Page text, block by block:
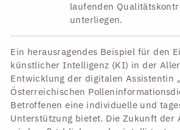
laufenden
unterliegen.
Ein herausragendes Beispiel für den
künstlicher Intelligenz (KI) in der
Entwicklung der digitalen Assistentin
Österreichischen
Betroffenen eine individuelle und
Unterstützung bietet. Die Zukunft der